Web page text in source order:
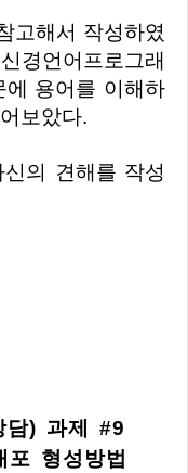
경언어프로그래
에 용어를 이해하
보았다.
담) 과제 #9
형성방법